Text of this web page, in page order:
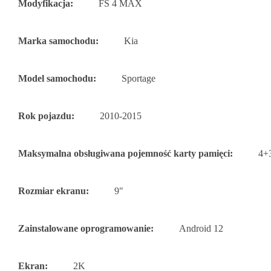
Modyfikacja: FS 4 MAX
Marka samochodu: Kia
Model samochodu: Sportage
Rok pojazdu: 2010-2015
Maksymalna obsługiwana pojemność karty pamięci:
Rozmiar ekranu: 9"
Zainstalowane oprogramowanie: Android 12
Ekran: 2K